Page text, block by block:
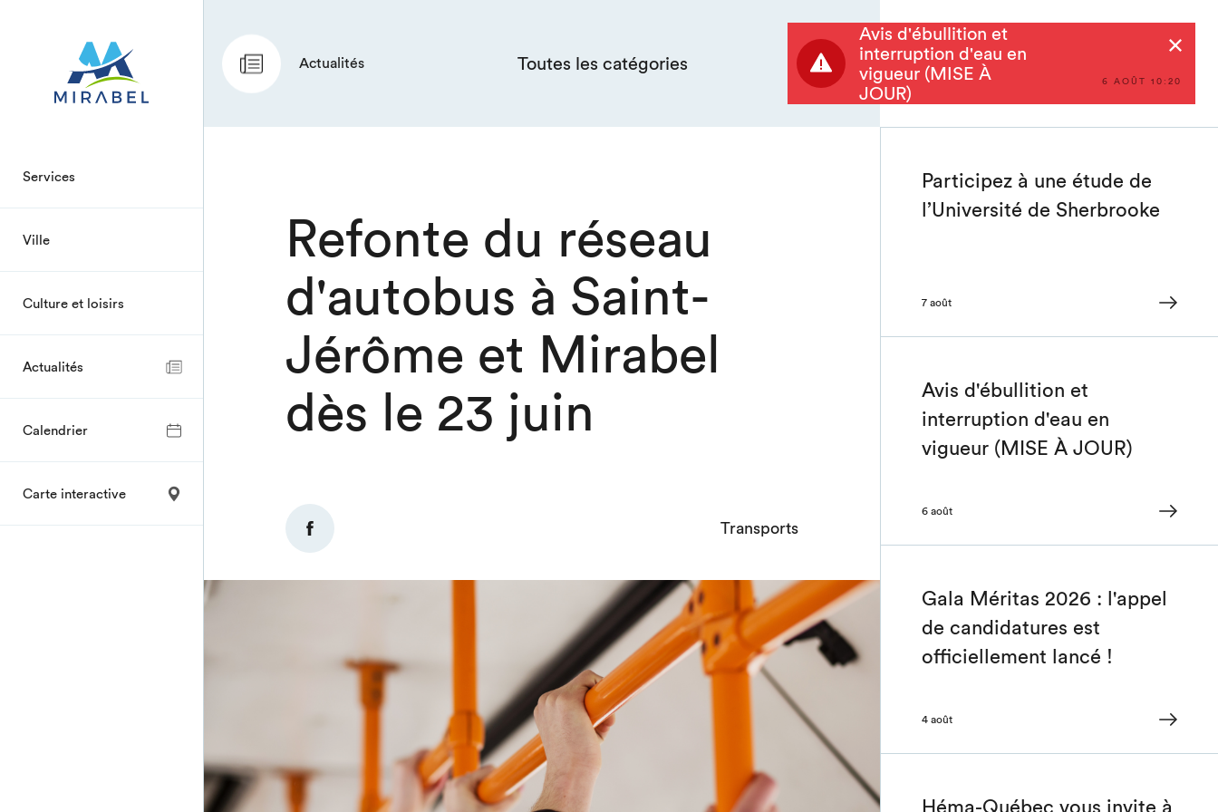
Services
Ville
Culture et loisirs
Actualités
Calendrier
Carte interactive
6 AOÛT 10:20
Avis d'ébullition et
interruption d'eau en
vigueur (MISE À
JOUR)
Actualités Toutes les catégories
Refonte du réseau
d'autobus à Saint-
Jérôme et Mirabel
dès le 23 juin
Transports
Participez à une étude de
l’Université de Sherbrooke
7 août
Avis d'ébullition et
interruption d'eau en
vigueur (MISE À JOUR)
6 août
Gala Méritas 2026 : l'appel
de candidatures est
officiellement lancé !
4 août
Héma-Québec vous invite à